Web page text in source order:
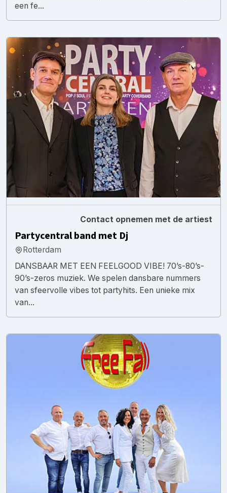
een fe...
Contact opnemen met de artiest
Partycentral band met Dj
Rotterdam
DANSBAAR MET EEN FEELGOOD VIBE! 70’s-80’s-
90’s-zeros muziek. We spelen dansbare nummers
van sfeervolle vibes tot partyhits. Een unieke mix
van...